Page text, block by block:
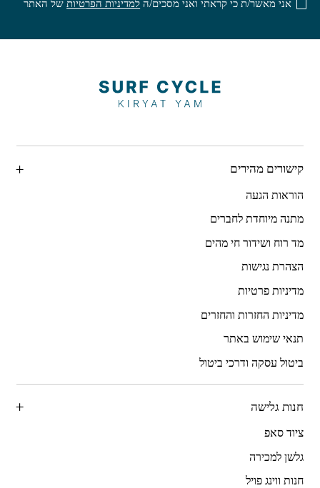
אני מאשר/ת כי קראתי ואני מסכים/ה למדיניות הפרטיותשל האתר
קישורים מהירים
הוראות הגעה
מתנה מיוחדת לחברים
מד רוח ושידור חי מהים
הצהרת נגישות
מדיניות פרטיות
מדיניות החזרות והחזרים
תנאי שימוש באתר
ביטול עסקה ודרכי ביטול
חנות גלישה
ציוד סאפ
גלשן למכירה
חנות ווינג פויל